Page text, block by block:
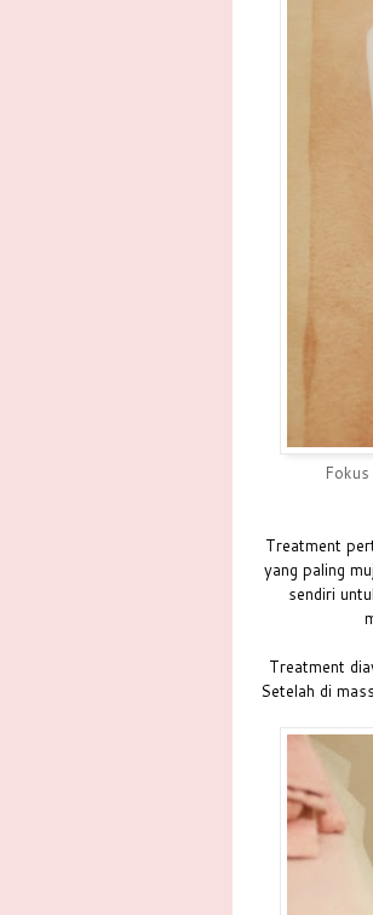
Treatment
yang paling
sendiri
Treatment
Setelah di